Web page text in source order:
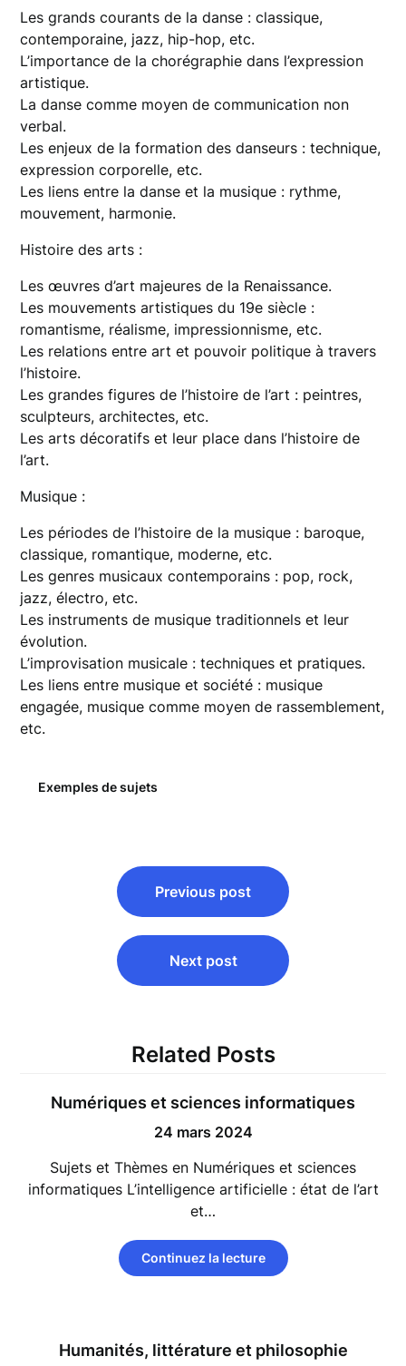
Les grands courants de la danse : classique,
contemporaine, jazz, hip-hop, etc.
L’importance de la chorégraphie dans l’expression
artistique.
La danse comme moyen de communication non
verbal.
Les enjeux de la formation des danseurs : technique,
expression corporelle, etc.
Les liens entre la danse et la musique : rythme,
mouvement, harmonie.
Histoire des arts :
Les œuvres d’art majeures de la Renaissance.
Les mouvements artistiques du 19e siècle :
romantisme, réalisme, impressionnisme, etc.
Les relations entre art et pouvoir politique à travers
l’histoire.
Les grandes figures de l’histoire de l’art : peintres,
sculpteurs, architectes, etc.
Les arts décoratifs et leur place dans l’histoire de
l’art.
Musique :
Les périodes de l’histoire de la musique : baroque,
classique, romantique, moderne, etc.
Les genres musicaux contemporains : pop, rock,
jazz, électro, etc.
Les instruments de musique traditionnels et leur
évolution.
L’improvisation musicale : techniques et pratiques.
Les liens entre musique et société : musique
engagée, musique comme moyen de rassemblement,
etc.
Exemples de sujets
Navigation
Previous post
Next post
Related Posts
Numériques et sciences informatiques
24 mars 2024
Sujets et Thèmes en Numériques et sciences
informatiques L’intelligence artificielle : état de l’art
et…
Continuez la lecture
Humanités, littérature et philosophie